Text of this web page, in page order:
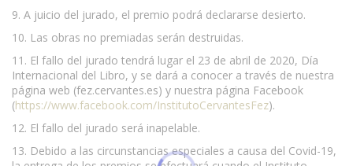
9. A juicio del jurado, el premio podrá declararse desierto.
10. Las obras no premiadas serán destruidas.
11. El fallo del jurado tendrá lugar el 23 de abril de 2020, Día
Internacional del Libro, y se dará a conocer a través de nuestra
página web (fez.cervantes.es) y nuestra página Facebook
(https://www.facebook.com/InstitutoCervantesFez).
12. El fallo del jurado será inapelable.
13. Debido a las circunstancias especiales a causa del Covid-19,